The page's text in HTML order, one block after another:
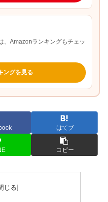
、Amazonランキングもチェッ
ングを見る
はてブ
コピー